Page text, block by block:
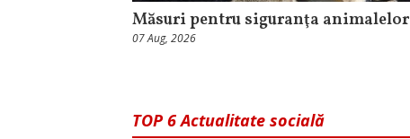
Măsuri pentru siguranţa animalelor
07 Aug, 2026
TOP 6 Actualitate socială